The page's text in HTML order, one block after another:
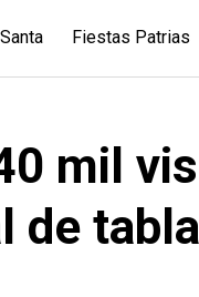
Fiestas Patrias
mil
de tabla